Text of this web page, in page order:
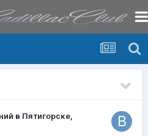
в Пятигорске,